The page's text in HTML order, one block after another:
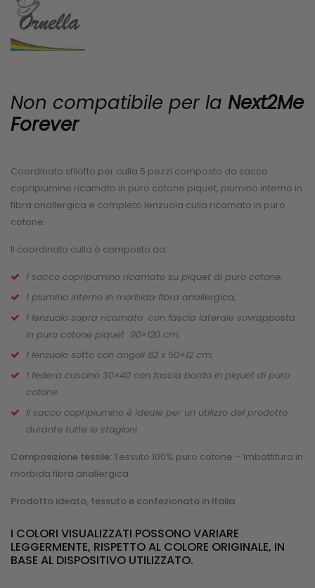
Non compatibile per la Next2Me
Forever
Coordinato sfilotto per culla 5 pezzi composto da sacco
copripiumino ricamato in puro cotone piquet, piumino interno in
fibra anallergica e completo lenzuola culla ricamato in puro
cotone.
Il coordinato culla è composto da:
1 sacco copripumino ricamato su piquet di puro cotone;
1 piumino interno in morbida fibra anallergica;
1 lenzuolo sopra ricamato con fascia laterale sovrapposta
in puro cotone piquet 90×120 cm;
1 lenzuolo sotto con angoli 82 x 50+12 cm;
1 federa cuscino 30×40 con fascia bordo in piquet di puro
cotone.
Il sacco copripiumino è ideale per un utilizzo del prodotto
durante tutte le stagioni.
Composizione tessile: Tessuto 100% puro cotone – Imbottitura in
morbida fibra anallergica.
Prodotto ideato, tessuto e confezionato in Italia.
I COLORI VISUALIZZATI POSSONO VARIARE
LEGGERMENTE, RISPETTO AL COLORE ORIGINALE, IN
BASE AL DISPOSITIVO UTILIZZATO.